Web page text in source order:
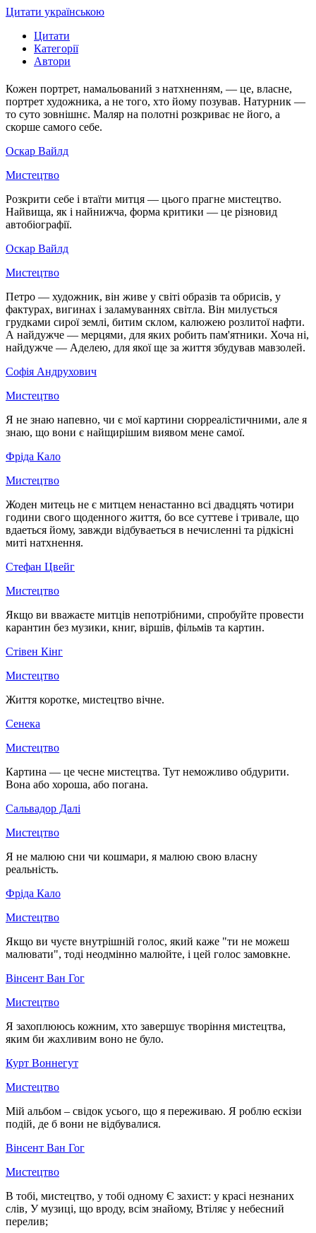
Цитати українською
Цитати
Категорії
Автори
Кожен портрет, намальований з натхненням, — це, власне,
портрет художника, а не того, хто йому позував. Натурник —
то суто зовнішнє. Маляр на полотні розкриває не його, а
скорше самого себе.
Оскар Вайлд
Мистецтво
Розкрити себе і втаїти митця — цього прагне мистецтво.
Найвища, як і найнижча, форма критики — це різновид
автобіографії.
Оскар Вайлд
Мистецтво
Петро — художник, він живе у світі образів та обрисів, у
фактурах, вигинах і заламуваннях світла. Він милується
грудками сирої землі, битим склом, калюжею розлитої нафти.
А найдужче — мерцями, для яких робить пам'ятники. Хоча ні,
найдужче — Аделею, для якої ще за життя збудував мавзолей.
Софія Андрухович
Мистецтво
Я не знаю напевно, чи є мої картини сюрреалістичними, але я
знаю, що вони є найщирішим виявом мене самої.
Фріда Кало
Мистецтво
Жоден митець не є митцем ненастанно всi двадцять чотири
години свого щоденного життя, бо все суттеве i тривале, що
вдаеться йому, завжди вiдбуваеться в нечисленнi та рiдкiснi
митi натхнення.
Стефан Цвейг
Мистецтво
Якщо ви вважаєте митців непотрібними, спробуйте провести
карантин без музики, книг, віршів, фільмів та картин.
Стівен Кінг
Мистецтво
Життя коротке, мистецтво вічне.
Сенека
Мистецтво
Картина — це чесне мистецтва. Тут неможливо обдурити.
Вона або хороша, або погана.
Сальвадор Далі
Мистецтво
Я не малюю сни чи кошмари, я малюю свою власну
реальність.
Фріда Кало
Мистецтво
Якщо ви чуєте внутрішній голос, який каже "ти не можеш
малювати", тоді неодмінно малюйте, і цей голос замовкне.
Вінсент Ван Гог
Мистецтво
Я захоплююсь кожним, хто завершує творіння мистецтва,
яким би жахливим воно не було.
Курт Воннегут
Мистецтво
Мій альбом – свідок усього, що я переживаю. Я роблю ескізи
подій, де б вони не відбувалися.
Вінсент Ван Гог
Мистецтво
В тобі, мистецтво, у тобі одному Є захист: у красі незнаних
слів, У музиці, що вроду, всім знайому, Втіляє у небесний
перелив;